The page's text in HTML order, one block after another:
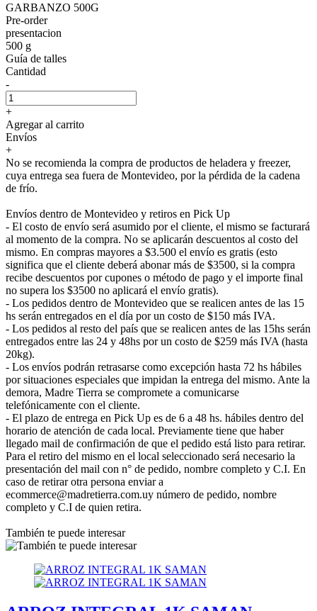
GARBANZO 500G
Pre-order
presentacion
500 g
Guía de talles
Cantidad
-
+
Agregar al carrito
Envíos
+
No se recomienda la compra de productos de heladera y freezer,
cuya entrega sea fuera de Montevideo, por la pérdida de la cadena
de frío.
Envíos dentro de Montevideo y retiros en Pick Up
- El costo de envío será asumido por el cliente, el mismo se facturará
al momento de la compra. No se aplicarán descuentos al costo del
mismo. En compras mayores a $3.500 el envío es gratis (esto
significa que el cliente deberá abonar más de $3500, si la compra
recibe descuentos por cupones o método de pago y el importe final
no supera los $3500 no aplicará el envío gratis).
- Los pedidos dentro de Montevideo que se realicen antes de las 15
hs serán entregados en el día por un costo de $150 más IVA.
- Los pedidos al resto del país que se realicen antes de las 15hs serán
entregados entre las 24 y 48hs por un costo de $259 más IVA (hasta
20kg).
- Los envíos podrán retrasarse como excepción hasta 72 hs hábiles
por situaciones especiales que impidan la entrega del mismo. Ante la
demora, Madre Tierra se compromete a comunicarse
telefónicamente con el cliente.
- El plazo de entrega en Pick Up es de 6 a 48 hs. hábiles dentro del
horario de atención de cada local. Previamente tiene que haber
llegado mail de confirmación de que el pedido está listo para retirar.
Para el retiro del mismo en el local seleccionado será necesario la
presentación del mail con n° de pedido, nombre completo y C.I. En
caso de retirar otra persona enviar a
ecommerce@madretierra.com.uy número de pedido, nombre
completo y C.I de quien retira.
También te puede interesar